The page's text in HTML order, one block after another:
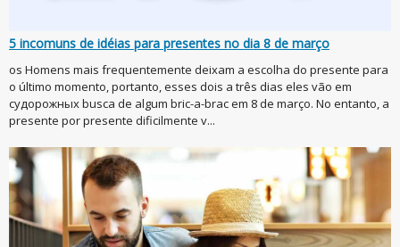
5 incomuns de idéias para presentes no dia 8 de março
os Homens mais frequentemente deixam a escolha do presente para
o último momento, portanto, esses dois a três dias eles vão em
судорожных busca de algum bric-a-brac em 8 de março. No entanto, a
presente por presente dificilmente v...